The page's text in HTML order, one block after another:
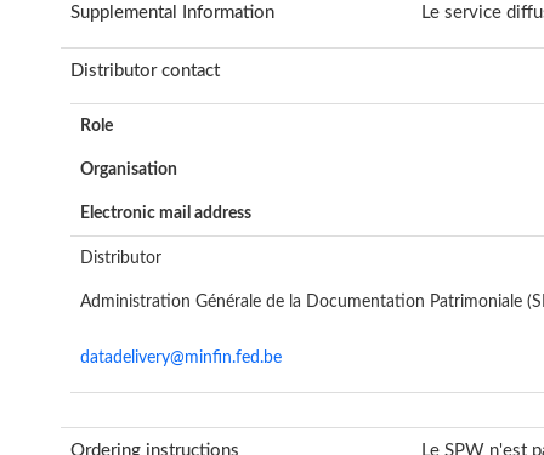
Supplemental Information Le service
Distributor contact
Role
Organisation
Electronic mail address
Distributor
Administration Générale de la Documentation Patrimoniale
datadelivery@minfin.fed.be
Ordering instructions
Le SPW n'est